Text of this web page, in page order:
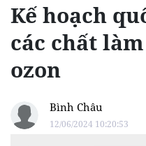
Kế hoạch
các chất
ozon
Bình Châu
12/06/2024 10:20:53